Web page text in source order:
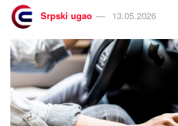
Srpski ugao 13.05.2026